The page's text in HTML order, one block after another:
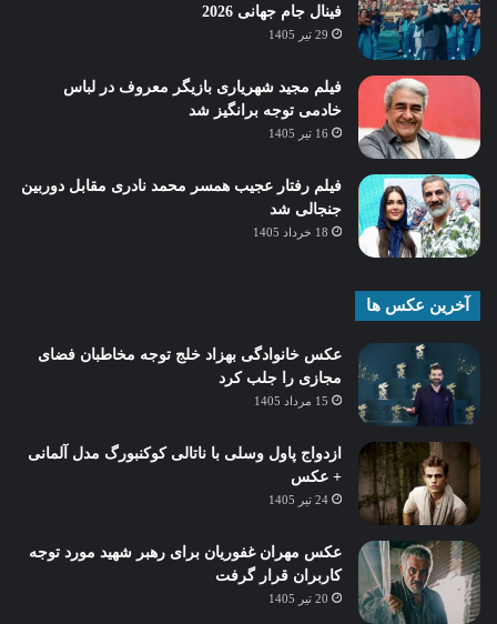
فینال جام جهانی 2026
29 تیر 1405
فیلم مجید شهریاری بازیگر معروف در لباس
خادمی توجه برانگیز شد
16 تیر 1405
فیلم رفتار عجیب همسر محمد نادری مقابل دوربین
جنجالی شد
18 خرداد 1405
آخرین عکس ها
عکس خانوادگی بهزاد خلج توجه مخاطبان فضای
مجازی را جلب کرد
15 مرداد 1405
ازدواج پاول وسلی با ناتالی کوکنبورگ مدل آلمانی
+ عکس
24 تیر 1405
عکس مهران غفوریان برای رهبر شهید مورد توجه
کاربران قرار گرفت
20 تیر 1405